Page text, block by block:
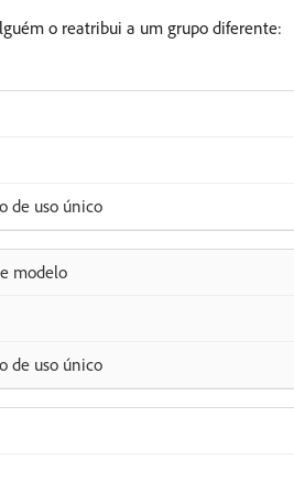
o reatribui a um grupo diferente:
de uso único
modelo
de uso único